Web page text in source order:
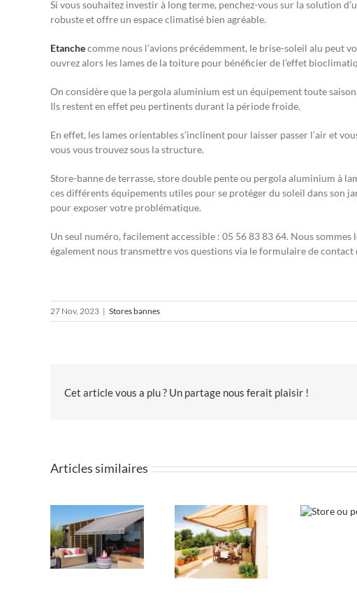
Si vous souhaitez investir à long terme, penchez-vous sur la solution
robuste et offre un espace climatisé bien agréable.
Etanchecomme nous l’avions précédemment, le brise-soleil alu peut
ouvrez alors les lames de la toiture pour bénéficier de l’effet
On considère que la pergola aluminium est un équipement toute
Ils restent en effet peu pertinents durant la période froide.
En effet, les lames orientables s’inclinent pour laisser passer l’air et
vous vous trouvez sous la structure.
Store-banne de terrasse, store double pente ou pergola aluminium à
ces différents équipements utiles pour se protéger du soleil dans son
pour exposer votre problématique.
Un seul numéro, facilement accessible : 05 56 83 83 64. Nous
également nous transmettre vos questions via le formulaire de
27 Nov, 2023 | Stores bannes
Cet article vous a plu ? Un partage nous ferait plaisir !
Articles similaires